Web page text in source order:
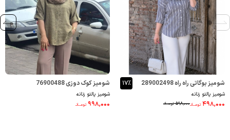
شومیز بوگاتی راه راه 289002498
شومیز پالتو زنانه
۵۹۸,۰۰۰ تومــانـ ۴۹۸,۰۰۰ تومــانـ
۱۷٪ شومیز کوک دوزی 76900488
شومیز پالتو زنانه
۹۹۸,۰۰۰ تومــانـ